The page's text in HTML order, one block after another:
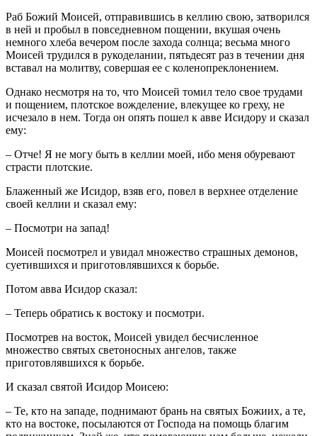
Раб Божий Моисей, отправившись в келлию свою, затворился
в ней и пробыл в повседневном пощении, вкушая очень
немного хлеба вечером после захода солнца; весьма много
Моисей трудился в рукоделании, пятьдесят раз в течении дня
вставал на молитву, совершая ее с коленопреклонением.
Однако несмотря на то, что Моисей томил тело свое трудами
и пощением, плотское вожделение, влекущее ко греху, не
исчезало в нем. Тогда он опять пошел к авве Исидору и сказал
ему:
– Отче! Я не могу быть в келлии моей, ибо меня обуревают
страсти плотские.
Блаженный же Исидор, взяв его, повел в верхнее отделение
своей келлии и сказал ему:
– Посмотри на запад!
Моисей посмотрел и увидал множество страшных демонов,
суетившихся и приготовлявшихся к борьбе.
Потом авва Исидор сказал:
– Теперь обратись к востоку и посмотри.
Посмотрев на восток, Моисей увидел бесчисленное
множество святых светоносных ангелов, также
приготовлявшихся к борьбе.
И сказал святой Исидор Моисею:
– Те, кто на западе, поднимают брань на святых Божиих, а те,
кто на востоке, посылаются от Господа на помощь благим